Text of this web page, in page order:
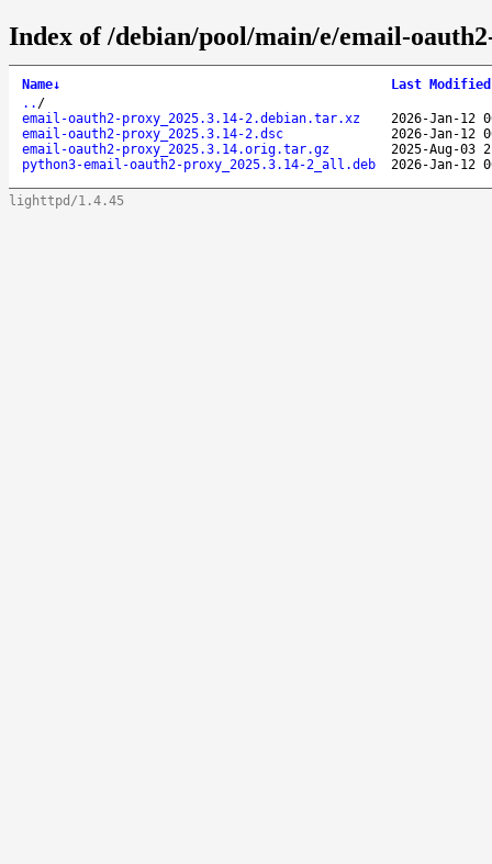
Index of /debian/pool/main/e/email-
Name↓ Last Modified
.. /
email-oauth2-proxy_2025.3.14-2.debian.tar.xz
2026-Jan-12
email-oauth2-proxy_2025.3.14-2.dsc
2026-Jan-12
email-oauth2-proxy_2025.3.14.orig.tar.gz
2025-Aug-03
python3-email-oauth2-proxy_2025.3.14-2_all.deb
2026-Jan-12
lighttpd/1.4.45